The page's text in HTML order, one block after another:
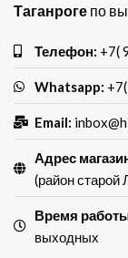
Таганроге по
Телефон: +7(
Whatsapp:
Email:
Адрес
(район старой
Время
выходных